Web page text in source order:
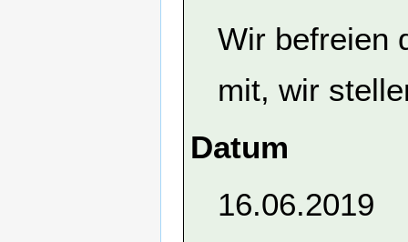
Wir befreien
mit, wir
Datum
16.06.2019